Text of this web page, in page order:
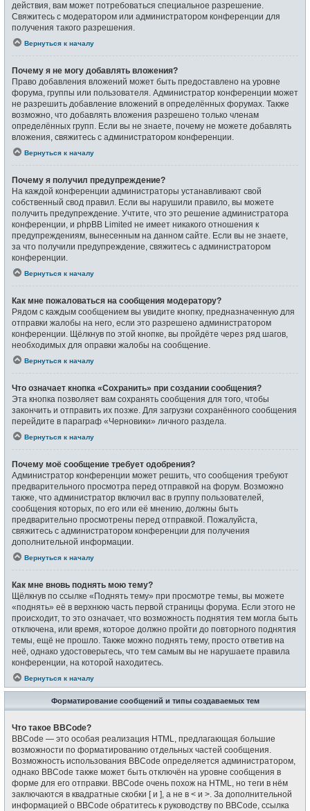
действия, вам может потребоваться специальное разрешение.
Свяжитесь с модератором или администратором конференции для
получения такого разрешения.
Вернуться к началу
Почему я не могу добавлять вложения?
Право добавления вложений может быть предоставлено на уровне
форума, группы или пользователя. Администратор конференции может
не разрешить добавление вложений в определённых форумах. Также
возможно, что добавлять вложения разрешено только членам
определённых групп. Если вы не знаете, почему не можете добавлять
вложения, свяжитесь с администратором конференции.
Вернуться к началу
Почему я получил предупреждение?
На каждой конференции администраторы устанавливают свой
собственный свод правил. Если вы нарушили правило, вы можете
получить предупреждение. Учтите, что это решение администратора
конференции, и phpBB Limited не имеет никакого отношения к
предупреждениям, вынесенным на данном сайте. Если вы не знаете,
за что получили предупреждение, свяжитесь с администратором
конференции.
Вернуться к началу
Как мне пожаловаться на сообщения модератору?
Рядом с каждым сообщением вы увидите кнопку, предназначенную для
отправки жалобы на него, если это разрешено администратором
конференции. Щёлкнув по этой кнопке, вы пройдёте через ряд шагов,
необходимых для оправки жалобы на сообщение.
Вернуться к началу
Что означает кнопка «Сохранить» при создании сообщения?
Эта кнопка позволяет вам сохранять сообщения для того, чтобы
закончить и отправить их позже. Для загрузки сохранённого сообщения
перейдите в параграф «Черновики» личного раздела.
Вернуться к началу
Почему моё сообщение требует одобрения?
Администратор конференции может решить, что сообщения требуют
предварительного просмотра перед отправкой на форум. Возможно
также, что администратор включил вас в группу пользователей,
сообщения которых, по его или её мнению, должны быть
предварительно просмотрены перед отправкой. Пожалуйста,
свяжитесь с администратором конференции для получения
дополнительной информации.
Вернуться к началу
Как мне вновь поднять мою тему?
Щёлкнув по ссылке «Поднять тему» при просмотре темы, вы можете
«поднять» её в верхнюю часть первой страницы форума. Если этого не
происходит, то это означает, что возможность поднятия тем могла быть
отключена, или время, которое должно пройти до повторного поднятия
темы, ещё не прошло. Также можно поднять тему, просто ответив на
неё, однако удостоверьтесь, что тем самым вы не нарушаете правила
конференции, на которой находитесь.
Вернуться к началу
Форматирование сообщений и типы создаваемых тем
Что такое BBCode?
BBCode — это особая реализация HTML, предлагающая большие
возможности по форматированию отдельных частей сообщения.
Возможность использования BBCode определяется администратором,
однако BBCode также может быть отключён на уровне сообщения в
форме для его отправки. BBCode очень похож на HTML, но теги в нём
заключаются в квадратные скобки [ и ], а не в < и >. За дополнительной
информацией о BBCode обратитесь к руководству по BBCode, ссылка